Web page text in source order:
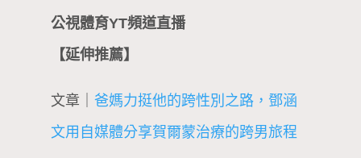
公視體育YT頻道直播
【延伸推薦】
文章｜ 爸媽力挺他的跨性別之路，鄧涵
文用自媒體分享賀爾蒙治療的跨男旅程